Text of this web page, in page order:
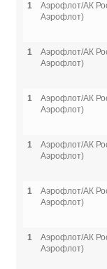
1
Аэрофлот/АК
Аэрофлот)
1
Аэрофлот/АК
Аэрофлот)
1
Аэрофлот/АК
Аэрофлот)
1
Аэрофлот/АК
Аэрофлот)
1
Аэрофлот/АК
Аэрофлот)
1
Аэрофлот/АК
Аэрофлот)